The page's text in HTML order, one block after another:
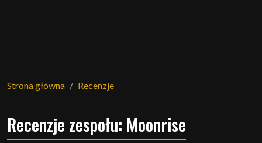
Strona główna Recenzje
Recenzje zespołu: Moonrise